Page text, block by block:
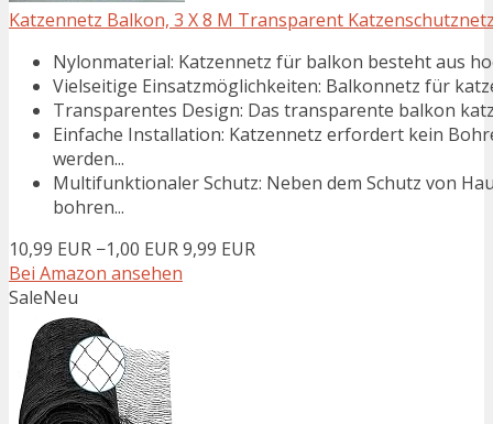
Katzennetz Balkon, 3 X 8 M Transparent
Nylonmaterial: Katzennetz für balkon besteht aus
Vielseitige Einsatzmöglichkeiten: Balkonnetz für
Transparentes Design: Das transparente balkon
Einfache Installation: Katzennetz erfordert kein
werden...
Multifunktionaler Schutz: Neben dem Schutz von
bohren...
10,99 EUR −1,00 EUR9,99 EUR
Bei Amazon ansehen
SaleNeu